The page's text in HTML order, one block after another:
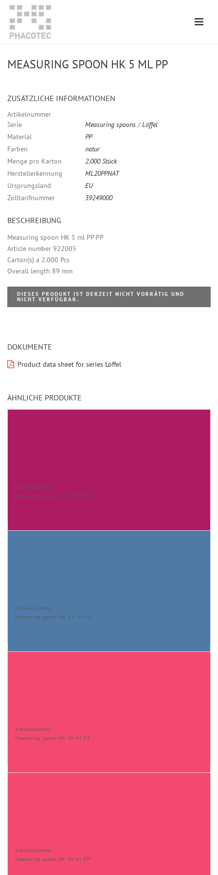
MEASURING SPOON HK 5 ML PP
ZUSÄTZLICHE INFORMATIONEN
Artikelnummer
Serie
Measuring spoons /Löffel
Material
PP
Farben
natur
Menge pro Karton
2.000 Stück
Herstellerkennung
ML20PPNAT
Ursprungsland
EU
Zolltarifnummer
39249000
BESCHREIBUNG
Measuring spoon HK 5 ml PP PP
Article number 922005
Carton(s) a 2.000 Pcs
Overall length 89 mm
DIESES PRODUKT IST DERZEIT NICHT VORRÄTIG UND
NICHT VERFÜGBAR.
DOKUMENTE
Product data sheet for series Löffel
ÄHNLICHE PRODUKTE
Artikelnummer
Measuring spoon HK 8,5 ml PS
Artikelnummer
Measuring spoon HK 8,5 ml PS
Artikelnummer
Measuring spoon HK 10 ml PS
Artikelnummer
Measuring spoon HK 30 ml PP